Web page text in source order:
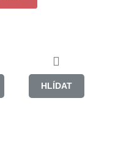
HLÍDAT